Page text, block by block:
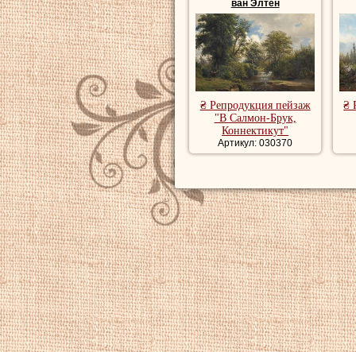
ван Элтен
₴ Репродукция пейзаж
"В Салмон-Брук,
Коннектикут"
Артикул: 030370
₴